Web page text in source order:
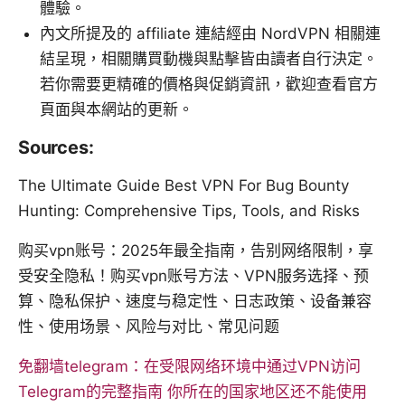
體驗。
內文所提及的 affiliate 連結經由 NordVPN 相關連
結呈現，相關購買動機與點擊皆由讀者自行決定。
若你需要更精確的價格與促銷資訊，歡迎查看官方
頁面與本網站的更新。
Sources:
The Ultimate Guide Best VPN For Bug Bounty
Hunting: Comprehensive Tips, Tools, and Risks
购买vpn账号：2025年最全指南，告别网络限制，享
受安全隐私！购买vpn账号方法、VPN服务选择、预
算、隐私保护、速度与稳定性、日志政策、设备兼容
性、使用场景、风险与对比、常见问题
免翻墙telegram：在受限网络环境中通过VPN访问
Telegram的完整指南 你所在的国家地区还不能使用